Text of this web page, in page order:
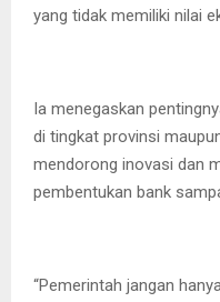
yang tidak memiliki nilai
Ia menegaskan
di tingkat provinsi
mendorong inovasi dan
pembentukan bank
“Pemerintah jangan